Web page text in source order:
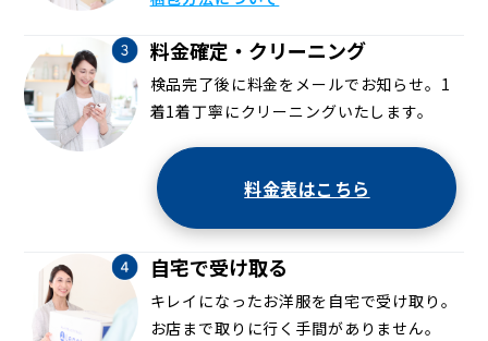
料金確定・クリーニング
検品完了後に料金をメールでお知らせ。1
着1着丁寧にクリーニングいたします。
料金表はこちら
自宅で受け取る
キレイになったお洋服を自宅で受け取り。
お店まで取りに行く手間がありません。